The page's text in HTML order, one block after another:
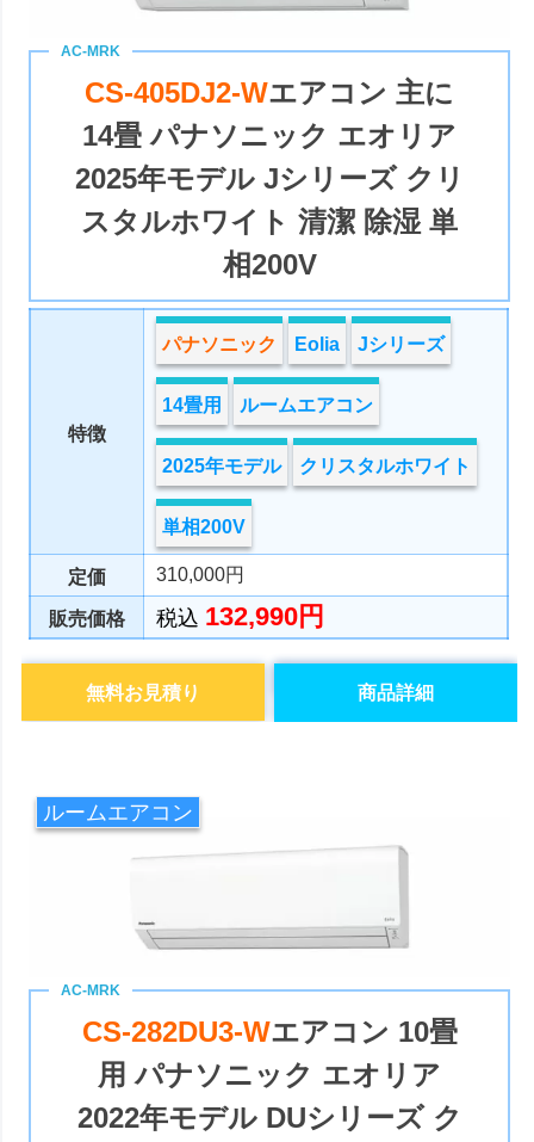
CS-405DJ2-Wエアコン 主に
14畳 パナソニック エオリア
2025年モデル Jシリーズ クリ
スタルホワイト 清潔 除湿 単
相200V
特徴
パナソニック Eolia Jシリーズ
14畳用 ルームエアコン
2025年モデル クリスタルホワイト
単相200V
定価 310,000円
販売価格 税込 132,990円
商品詳細
無料お見積り
ルームエアコン
CS-282DU3-Wエアコン 10畳
用 パナソニック エオリア
2022年モデル DUシリーズ ク